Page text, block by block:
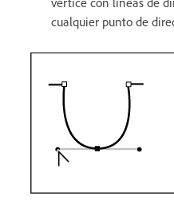
cualquier punto de